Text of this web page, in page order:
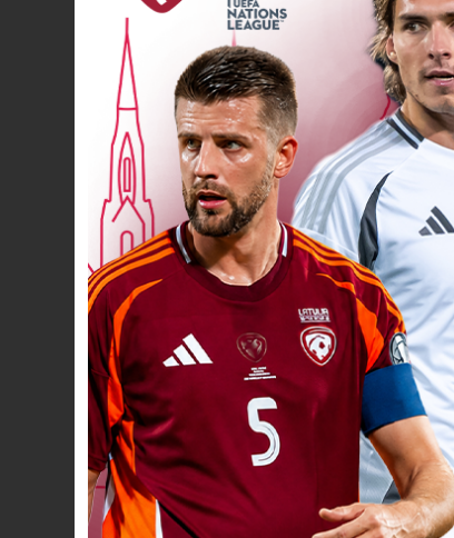
68’ Spēlētāja
72’
- Dzeltenā